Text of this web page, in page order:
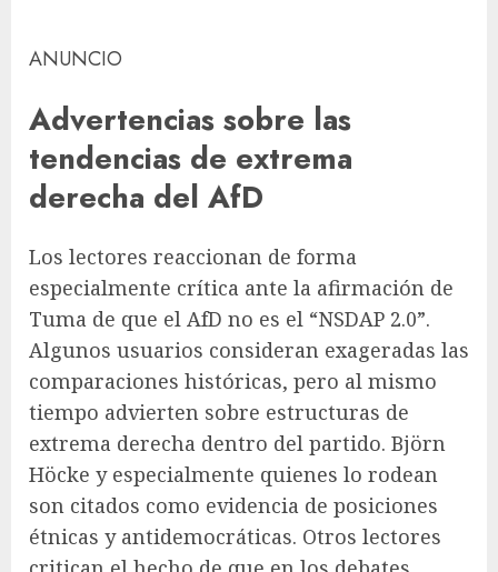
ANUNCIO
Advertencias sobre las
tendencias de extrema
derecha del AfD
Los lectores reaccionan de forma
especialmente crítica ante la afirmación de
Tuma de que el AfD no es el “NSDAP 2.0”.
Algunos usuarios consideran exageradas las
comparaciones históricas, pero al mismo
tiempo advierten sobre estructuras de
extrema derecha dentro del partido. Björn
Höcke y especialmente quienes lo rodean
son citados como evidencia de posiciones
étnicas y antidemocráticas. Otros lectores